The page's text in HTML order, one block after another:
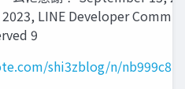
LINE Developer
9
shi3zblog/n/